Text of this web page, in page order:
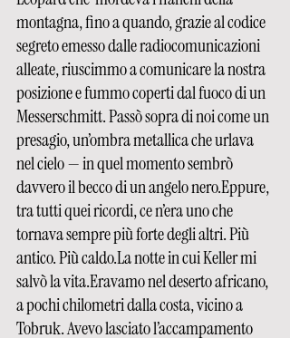
montagna, fino a quando, grazie al codice
segreto emesso dalle radiocomunicazioni
alleate, riuscimmo a comunicare la nostra
posizione e fummo coperti dal fuoco di un
Messerschmitt. Passò sopra di noi come un
presagio, un’ombra metallica che urlava
nel cielo — in quel momento sembrò
davvero il becco di un angelo nero.Eppure,
tra tutti quei ricordi, ce n’era uno che
tornava sempre più forte degli altri. Più
antico. Più caldo.La notte in cui Keller mi
salvò la vita.Eravamo nel deserto africano,
a pochi chilometri dalla costa, vicino a
Tobruk. Avevo lasciato l’accampamento